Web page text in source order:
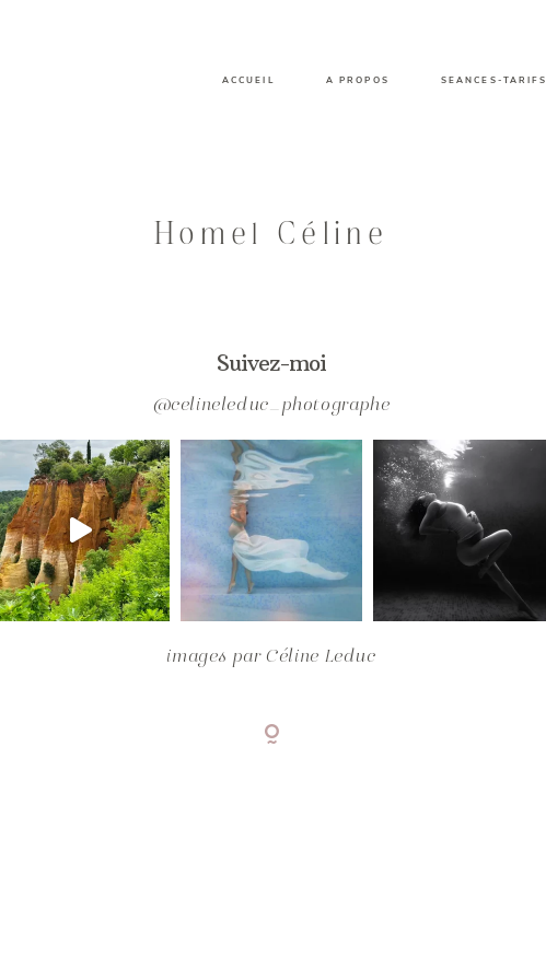
ACCUEIL A PROPOS SEANCES-TARIFS
Home1 Céline
Suivez-moi
@celineleduc_photographe
images par Céline Leduc